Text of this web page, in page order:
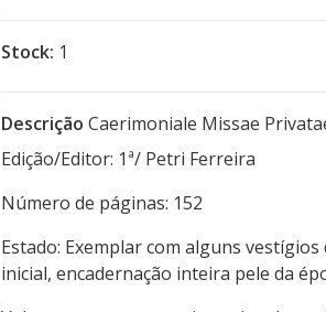
Stock: 1
Descrição Caerimoniale Missae
Edição/Editor: 1ª/ Petri
Número de páginas: 152
Estado: Exemplar com alguns
inicial, encadernação inteira pele da